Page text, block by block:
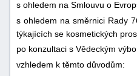
s ohledem na Smlouvu o
s ohledem na směrnici Rady
týkajících se kosmetických
po konzultaci s Vědeckým
vzhledem k těmto důvodům: